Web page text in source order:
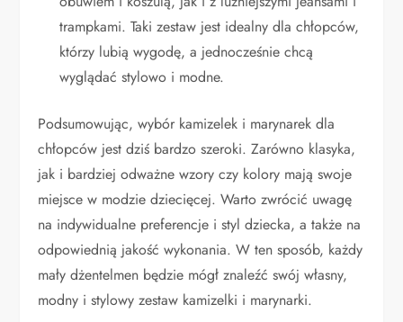
trampkami. Taki zestaw jest idealny dla chłopców,
którzy lubią wygodę, a jednocześnie chcą
wyglądać stylowo i modne.
Podsumowując, wybór kamizelek i marynarek dla
chłopców jest dziś bardzo szeroki. Zarówno klasyka,
jak i bardziej odważne wzory czy kolory mają swoje
miejsce w modzie dziecięcej. Warto zwrócić uwagę
na indywidualne preferencje i styl dziecka, a także na
odpowiednią jakość wykonania. W ten sposób, każdy
mały dżentelmen będzie mógł znaleźć swój własny,
modny i stylowy zestaw kamizelki i marynarki.